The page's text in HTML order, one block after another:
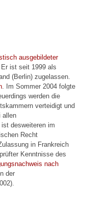
ausgebildeter
Er ist seit 1999 als
(Berlin) zugelassen.
. Im Sommer 2004 folgte
werden die
verteidigt und
allen
desweiteren im
Recht
in Frankreich
Kenntnisse des
nach
der